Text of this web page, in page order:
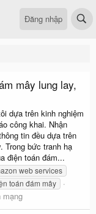
Đăng nhập
mây lung lay,
dựa trên kinh nghiệm
công khai. Nhận
tin đều dựa trên
Trong bức tranh hạ
điện toán đám...
web services
toán đám mây
mạng